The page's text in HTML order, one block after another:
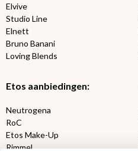
Elvive
Studio Line
Elnett
Bruno Banani
Loving Blends
Etos aanbiedingen:
Neutrogena
RoC
Etos Make-Up
Rimmel